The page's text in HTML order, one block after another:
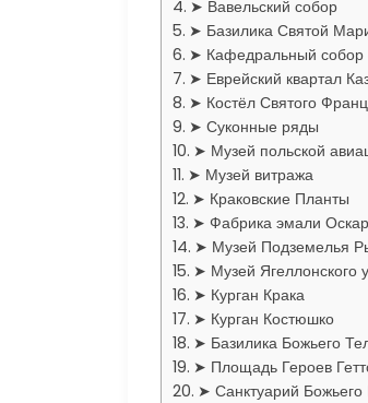
➤ Вавельский собор
➤ Базилика Святой
➤ Кафедральный собор
➤ Еврейский квартал
➤ Костёл Святого
➤ Суконные ряды
➤ Музей польской
➤ Музей витража
➤ Краковские Планты
➤ Фабрика эмали
➤ Музей Подземелья
➤ Музей Ягеллонского
➤ Курган Крака
➤ Курган Костюшко
➤ Базилика Божьего
➤ Площадь Героев
➤ Санктуарий